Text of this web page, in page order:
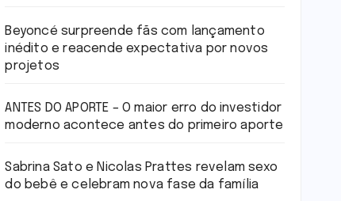
Beyoncé surpreende fãs com lançamento
inédito e reacende expectativa por novos
projetos
ANTES DO APORTE – O maior erro do investidor
moderno acontece antes do primeiro aporte
Sabrina Sato e Nicolas Prattes revelam sexo
do bebê e celebram nova fase da família